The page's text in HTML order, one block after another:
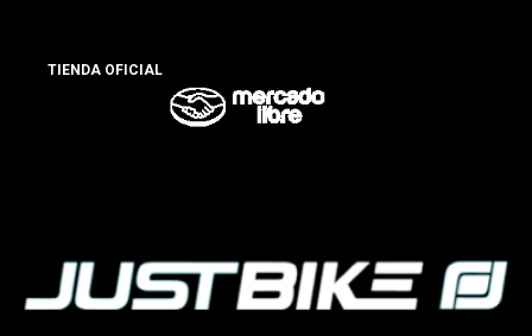
TIENDA OFICIAL